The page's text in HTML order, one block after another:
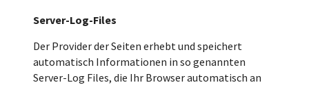
Server-Log-Files
Der Provider der Seiten erhebt und speichert
automatisch Informationen in so genannten
Server-Log Files, die Ihr Browser automatisch an